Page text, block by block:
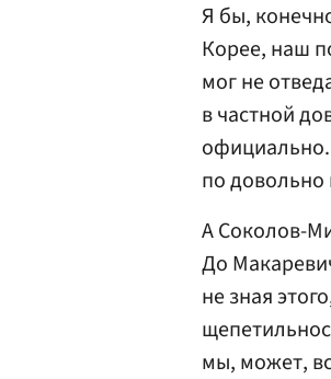
Я бы,
Корее, наш
мог не
в частной
официально.
по
А Соколов-
До
не зная
мы, может,